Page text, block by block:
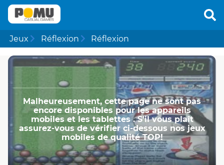
Jeux Réflexion Réflexion
Malheureusement, cette page ne ​​sont pas
encore disponibles pour les appareils
mobiles et les tablettes . S'il vous plaît
assurez-vous de vérifier ci-dessous nos jeux
mobiles de qualité TOP!